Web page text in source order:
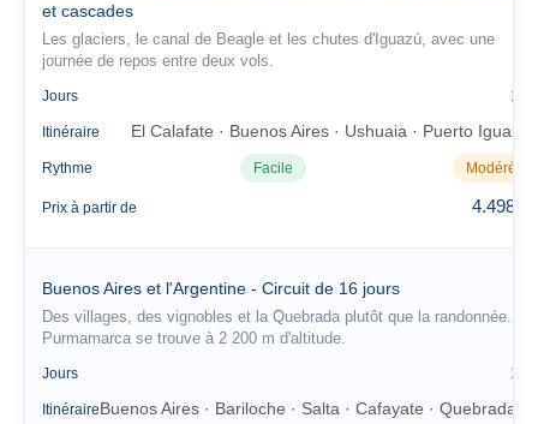
et cascades
Les glaciers, le canal de Beagle et les chutes d'Iguazú, avec une
journée de repos entre deux vols.
Jours 14
Itinéraire El Calafate · Buenos Aires · Ushuaia · Puerto Iguazú
Rythme Facile Modéré
Prix à partir de 4.498 €
Buenos Aires et l'Argentine - Circuit de 16 jours
Des villages, des vignobles et la Quebrada plutôt que la randonnée.
Purmamarca se trouve à 2 200 m d'altitude.
Jours 16
ItinéraireBuenos Aires · Bariloche · Salta · Cafayate · Quebrada